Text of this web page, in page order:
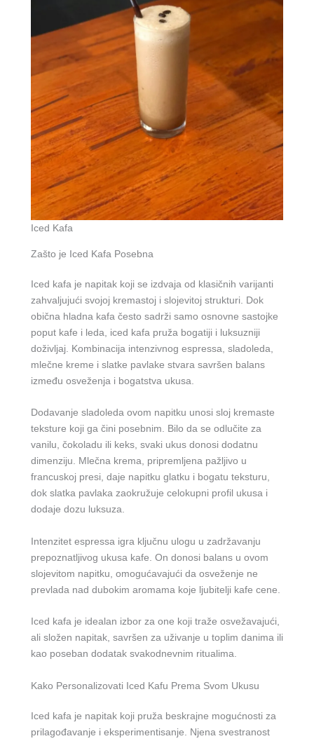
Iced Kafa
Zašto je Iced Kafa Posebna
Iced kafa je napitak koji se izdvaja od klasičnih varijanti
zahvaljujući svojoj kremastoj i slojevitoj strukturi. Dok
obična hladna kafa često sadrži samo osnovne sastojke
poput kafe i leda, iced kafa pruža bogatiji i luksuzniji
doživljaj. Kombinacija intenzivnog espressa, sladoleda,
mlečne kreme i slatke pavlake stvara savršen balans
između osveženja i bogatstva ukusa.
Dodavanje sladoleda ovom napitku unosi sloj kremaste
teksture koji ga čini posebnim. Bilo da se odlučite za
vanilu, čokoladu ili keks, svaki ukus donosi dodatnu
dimenziju. Mlečna krema, pripremljena pažljivo u
francuskoj presi, daje napitku glatku i bogatu teksturu,
dok slatka pavlaka zaokružuje celokupni profil ukusa i
dodaje dozu luksuza.
Intenzitet espressa igra ključnu ulogu u zadržavanju
prepoznatljivog ukusa kafe. On donosi balans u ovom
slojevitom napitku, omogućavajući da osveženje ne
prevlada nad dubokim aromama koje ljubitelji kafe cene.
Iced kafa je idealan izbor za one koji traže osvežavajući,
ali složen napitak, savršen za uživanje u toplim danima ili
kao poseban dodatak svakodnevnim ritualima.
Kako Personalizovati Iced Kafu Prema Svom Ukusu
Iced kafa je napitak koji pruža beskrajne mogućnosti za
prilagođavanje i eksperimentisanje. Njena svestranost